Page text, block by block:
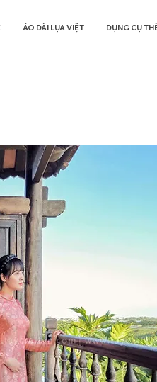
ÁO DÀI LỤA VIỆT DỤNG CỤ